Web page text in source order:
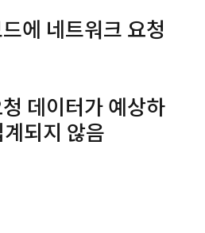
에 네트워크 요청
데이터가 예상하
되지 않음